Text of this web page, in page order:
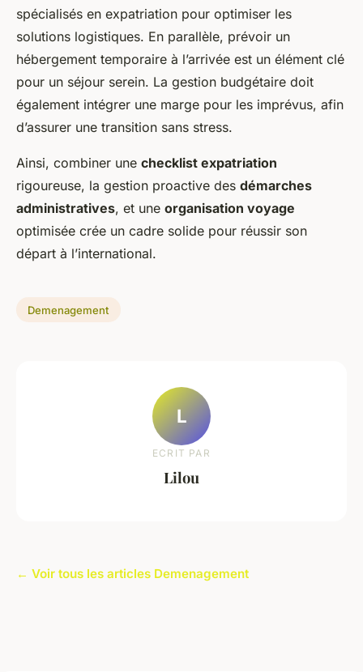
spécialisés en expatriation pour optimiser les
solutions logistiques. En parallèle, prévoir un
hébergement temporaire à l’arrivée est un élément clé
pour un séjour serein. La gestion budgétaire doit
également intégrer une marge pour les imprévus, afin
d’assurer une transition sans stress.
Ainsi, combiner une checklist expatriation
rigoureuse, la gestion proactive des démarches
administratives, et une organisation voyage
optimisée crée un cadre solide pour réussir son
départ à l’international.
Demenagement
L
ECRIT PAR
Lilou
← Voir tous les articles Demenagement